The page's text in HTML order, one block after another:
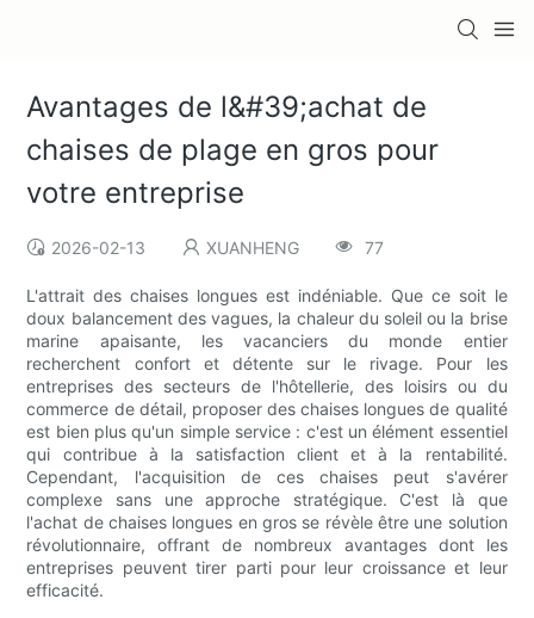
Avantages de l&#39;achat de
chaises de plage en gros pour
votre entreprise
2026-02-13 XUANHENG 77
L'attrait des chaises longues est indéniable. Que ce soit le
doux balancement des vagues, la chaleur du soleil ou la brise
marine apaisante, les vacanciers du monde entier
recherchent confort et détente sur le rivage. Pour les
entreprises des secteurs de l'hôtellerie, des loisirs ou du
commerce de détail, proposer des chaises longues de qualité
est bien plus qu'un simple service : c'est un élément essentiel
qui contribue à la satisfaction client et à la rentabilité.
Cependant, l'acquisition de ces chaises peut s'avérer
complexe sans une approche stratégique. C'est là que
l'achat de chaises longues en gros se révèle être une solution
révolutionnaire, offrant de nombreux avantages dont les
entreprises peuvent tirer parti pour leur croissance et leur
efficacité.